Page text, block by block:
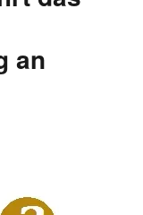
an